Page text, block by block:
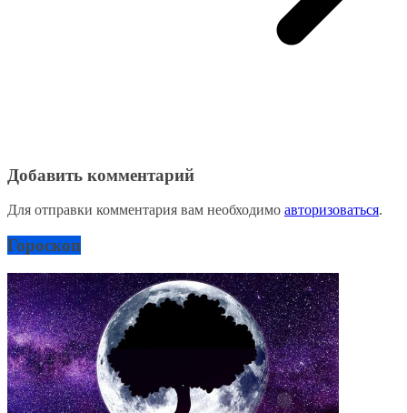
Добавить комментарий
Для отправки комментария вам необходимо авторизоваться.
Гороскоп